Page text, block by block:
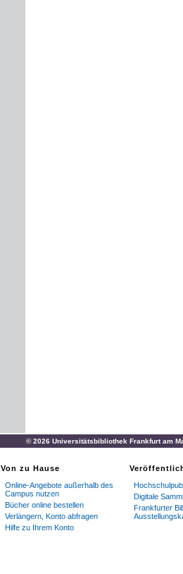
© 2026 Universitätsbibliothek Frankfurt am
Von zu Hause
Online-Angebote außerhalb des
Campus nutzen
Bücher online bestellen
Verlängern, Konto abfragen
Hilfe zu Ihrem Konto
Digitale
Frankfurter